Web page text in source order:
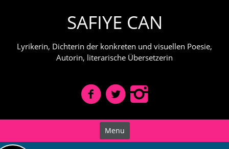
SAFIYE CAN
Lyrikerin, Dichterin der konkreten und visuellen Poesie,
Autorin, literarische Übersetzerin
Menu